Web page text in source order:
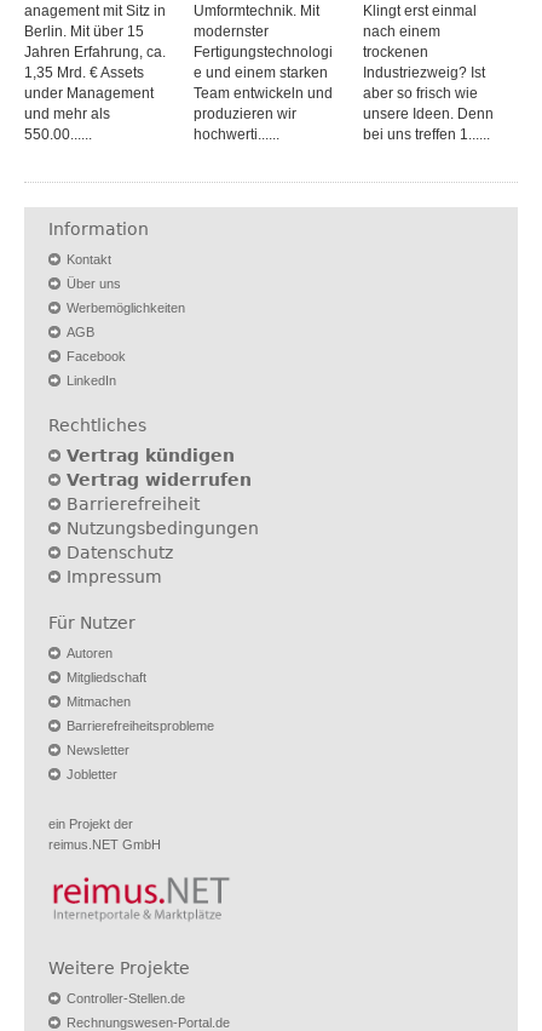
anagement mit Sitz in
Berlin. Mit über 15
Jahren Erfahrung, ca.
1,35 Mrd. € Assets
under Management
und mehr als
550.00......
Umformtechnik. Mit
modernster
Fertigungstechnologi
e und einem starken
Team entwickeln und
produzieren wir
hochwerti......
Klingt erst einmal
nach einem
trockenen
Industriezweig? Ist
aber so frisch wie
unsere Ideen. Denn
bei uns treffen 1......
Information
Kontakt
Über uns
Werbemöglichkeiten
AGB
Facebook
LinkedIn
Rechtliches
Vertrag kündigen
Vertrag widerrufen
Barrierefreiheit
Nutzungsbedingungen
Datenschutz
Impressum
Für Nutzer
Autoren
Mitgliedschaft
Mitmachen
Barrierefreiheitsprobleme
Newsletter
Jobletter
ein Projekt der
reimus.NET GmbH
Weitere Projekte
Controller-Stellen.de
Rechnungswesen-Portal.de